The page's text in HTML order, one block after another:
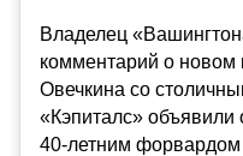
Владелец
комментарий о новом
Овечкина со
«Кэпиталс»
40-летним